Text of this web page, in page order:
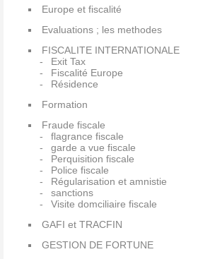
Europe et fiscalité
Evaluations ; les methodes
FISCALITE INTERNATIONALE
Exit Tax
Fiscalité Europe
Résidence
Formation
Fraude fiscale
flagrance fiscale
garde a vue fiscale
Perquisition fiscale
Police fiscale
Régularisation et amnistie
sanctions
Visite domciliaire fiscale
GAFI et TRACFIN
GESTION DE FORTUNE